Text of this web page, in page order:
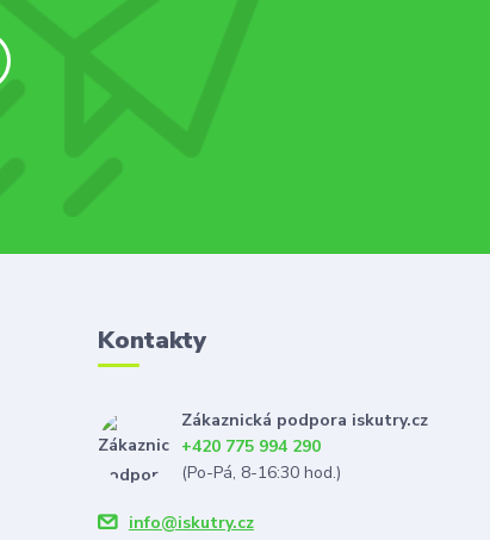
Kontakty
Zákaznická podpora iskutry.cz
+420 775 994 290
(Po-Pá, 8-16:30 hod.)
info@iskutry.cz